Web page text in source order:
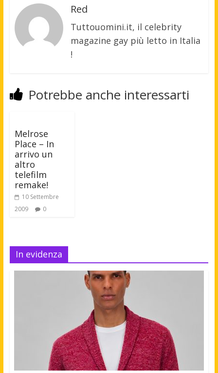
Red
Tuttouomini.it, il celebrity
magazine gay più letto in Italia
!
Potrebbe anche interessarti
Melrose
Place – In
arrivo un
altro
telefilm
remake!
10 Settembre
2009
0
In evidenza